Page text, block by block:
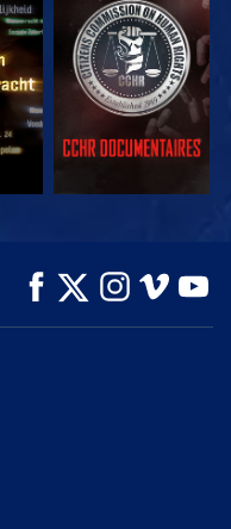
KIJK
VERKEN DE SERIE